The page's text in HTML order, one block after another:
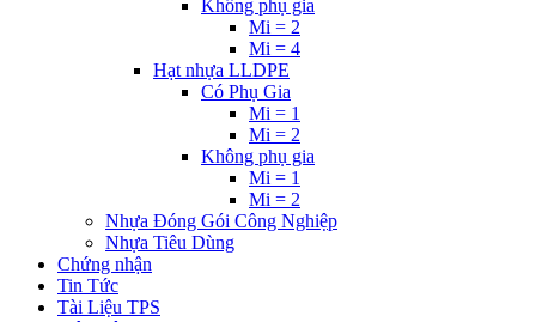
Không phụ gia
Mi = 2
Mi = 4
Hạt nhựa LLDPE
Có Phụ Gia
Mi = 1
Mi = 2
Không phụ gia
Mi = 1
Mi = 2
Nhựa Đóng Gói Công Nghiệp
Nhựa Tiêu Dùng
Chứng nhận
Tin Tức
Tài Liệu TPS